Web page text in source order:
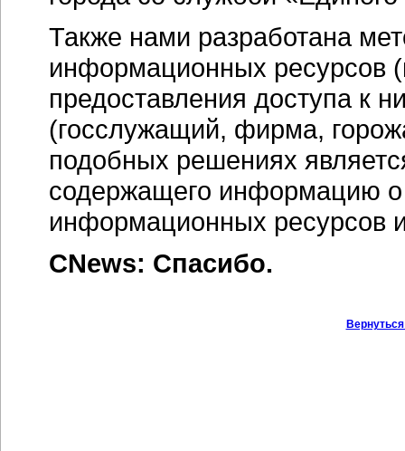
Также нами разработана
информационных ресурсов
предоставления доступа к
(госслужащий, фирма,
подобных решениях
содержащего информацию о
информационных ресурсов
CNews: Спасибо.